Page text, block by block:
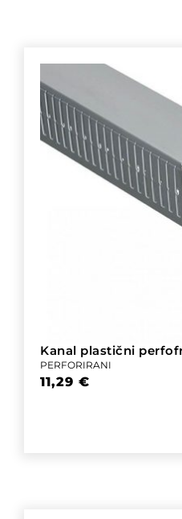
Kanal plastični
PERFORIRANI
11,29 €